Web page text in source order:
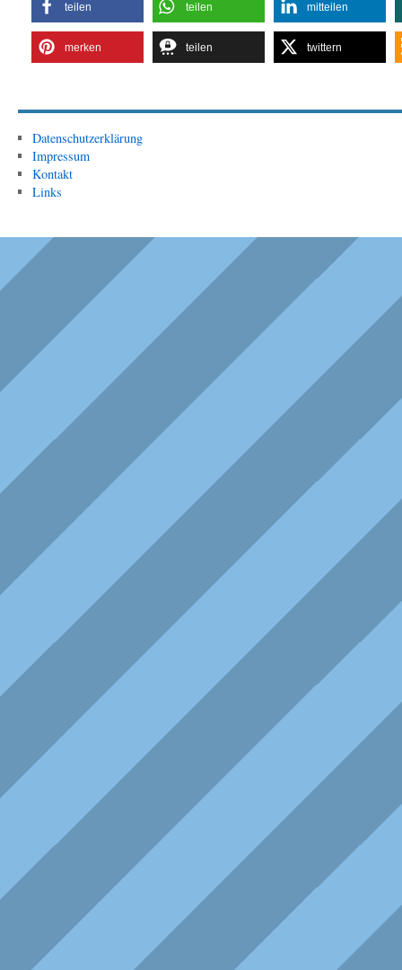
teilen teilen mitteilen
merken teilen twittern
Datenschutzerklärung
Impressum
Kontakt
Links